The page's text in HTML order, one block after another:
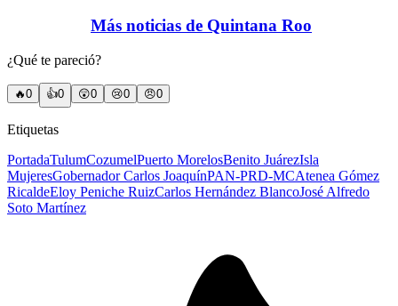
Más noticias de Quintana Roo
¿Qué te pareció?
🔥0 👍0 😲0 😢0 😠0
Etiquetas
PortadaTulumCozumelPuerto MorelosBenito JuárezIsla
MujeresGobernador Carlos JoaquínPAN-PRD-MCAtenea Gómez
RicaldeEloy Peniche RuizCarlos Hernández BlancoJosé Alfredo
Soto Martínez